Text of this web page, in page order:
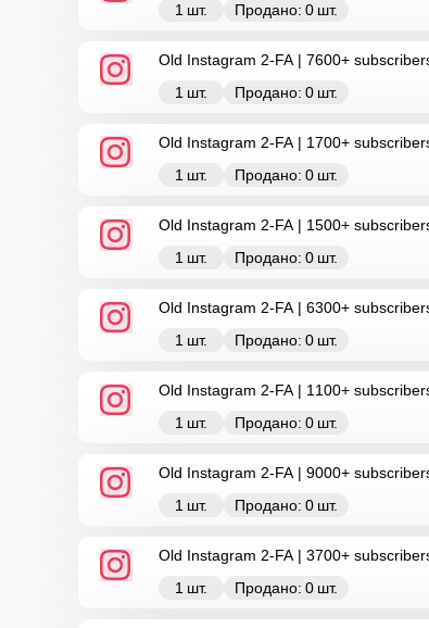
1 шт. Продано: 0 шт.
Old Instagram 2-FA | 7600+
1 шт. Продано: 0 шт.
Old Instagram 2-FA | 1700+
1 шт. Продано: 0 шт.
Old Instagram 2-FA | 1500+
1 шт. Продано: 0 шт.
Old Instagram 2-FA | 6300+
1 шт. Продано: 0 шт.
Old Instagram 2-FA | 1100+
1 шт. Продано: 0 шт.
Old Instagram 2-FA | 9000+
1 шт. Продано: 0 шт.
Old Instagram 2-FA | 3700+
1 шт. Продано: 0 шт.